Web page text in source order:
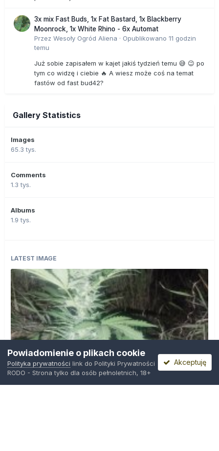
3x mix Fast Buds, 1x Fat Bastard, 1x Blackberry
Moonrock, 1x White Rhino - 6x Automat
Przez Wesoły Ogród Aliena · Opublikowano 11 godzin
temu
Już sobie zapisałem w kajet jakiś tydzień temu 😅 😉 po
tym co widzę i ciebie 🔥 A wiesz może coś na temat
fastów od fast bud42?
Gallery Statistics
Images
65.3 tys.
Comments
1.3 tys.
Albums
1.9 tys.
LATEST IMAGE
Powiadomienie o plikach cookie
Polityka prywatności link do Polityki Prywatności
RODO - Strona tylko dla osób pełnoletnich, 18+
Akceptuję